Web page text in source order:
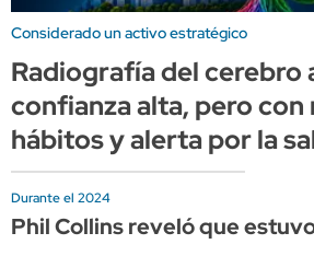
Considerado un activo estratégico
Radiografía del cerebro
confianza alta, pero con
hábitos y alerta por la
Durante el 2024
Phil Collins reveló que